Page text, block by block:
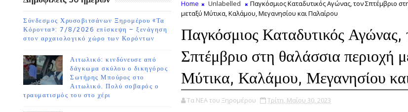
Σύνδεσμος Χρυσοβιτσάνων Ξηρομέρου «Τα
Κόροντα»: 7/8/2026 επίσκεψη – ξενάγηση
στον αρχαιολογικό χώρο των Κορόντων
Αιτωλικό: κινδύνευσε από
δάγκωμα σκύλου ο δικηγόρος
Σωτήρης Μπούρος στο
Αιτωλικό. Πολύ σοβαρός ο
τραυματισμός του στο χέρι
Home Unlabelled
Παγκόσμιος Καταδυτικός Αγώνας, τον Σπτέμβριο
μεταξύ Μύτικα, Καλάμου, Μεγανησίου και Παλαίρου
Παγκόσμιος Καταδυτικός Αγώνας,
Σπτέμβριο στη θαλάσσια περιοχή
Μύτικα, Καλάμου, Μεγανησίου
Τα ΝΕΑ του Ξηρομέρου Τρίτη, Μαΐου 30, 2023